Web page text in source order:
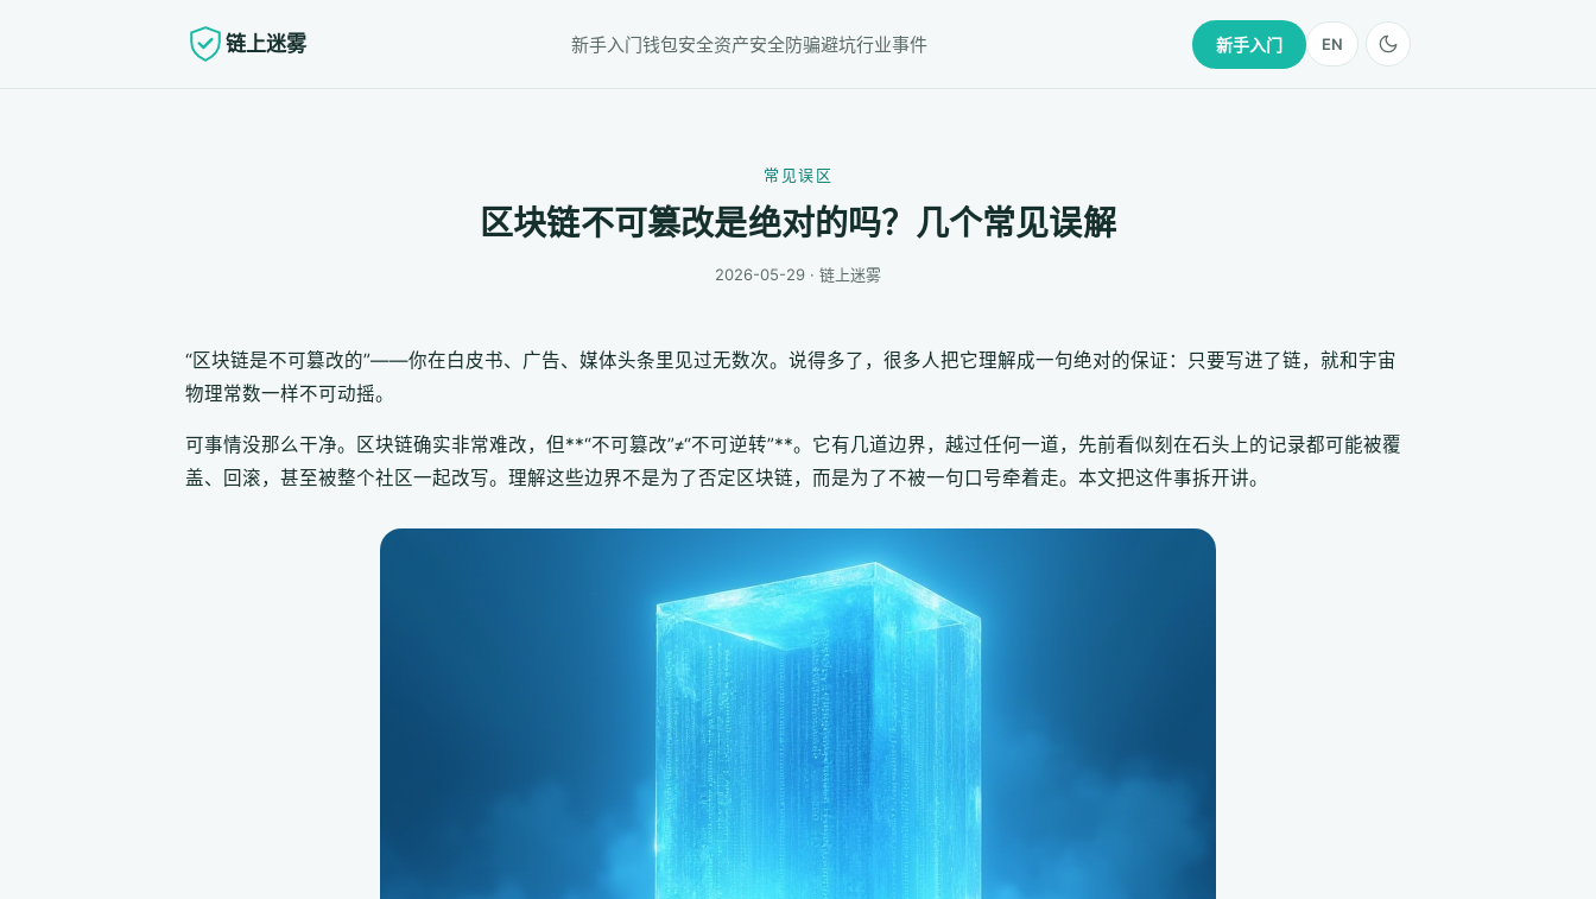
链上迷雾 新手入门钱包安全资产安全防骗避坑行业事件 新手入门 EN
常见误区
区块链不可篡改是绝对的吗？几个常见误解
2026-05-29 · 链上迷雾
“区块链是不可篡改的”——你在白皮书、广告、媒体头条里见过无数次。说得多了，很多人把它理解成一句绝对的保证：只要写进了链，就和宇宙
物理常数一样不可动摇。
可事情没那么干净。区块链确实非常难改，但**“不可篡改”≠“不可逆转”**。它有几道边界，越过任何一道，先前看似刻在石头上的记录都可能被覆
盖、回滚，甚至被整个社区一起改写。理解这些边界不是为了否定区块链，而是为了不被一句口号牵着走。本文把这件事拆开讲。